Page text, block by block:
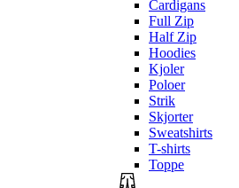
Cardigans
Full Zip
Half Zip
Hoodies
Kjoler
Poloer
Strik
Skjorter
Sweatshirts
T-shirts
Toppe